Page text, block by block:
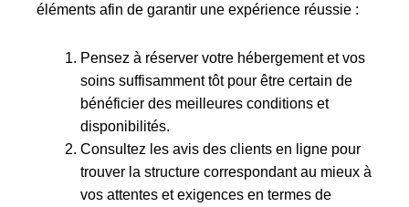
éléments afin de garantir une expérience réussie :
Pensez à réserver votre hébergement et vos
soins suffisamment tôt pour être certain de
bénéficier des meilleures conditions et
disponibilités.
Consultez les avis des clients en ligne pour
trouver la structure correspondant au mieux à
vos attentes et exigences en termes de